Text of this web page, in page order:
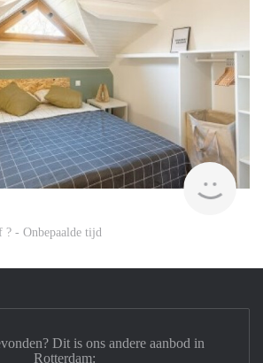
? - Onbepaalde tijd
Dit is ons andere aanbod in
Rotterdam: